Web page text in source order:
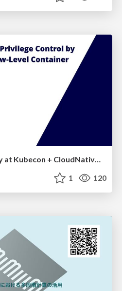
Japan Community Day at Kubecon + CloudNativeCon Japan 2026: Learning Container Privilege Control by Building My Own Low-Level Container Runtime
1 120